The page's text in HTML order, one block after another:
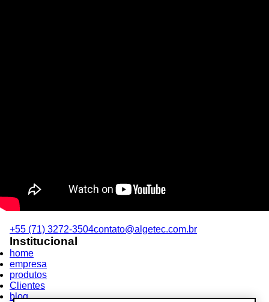
+55 (71) 3272-3504contato@algetec.com.br
Institucional
home
empresa
produtos
Clientes
blog